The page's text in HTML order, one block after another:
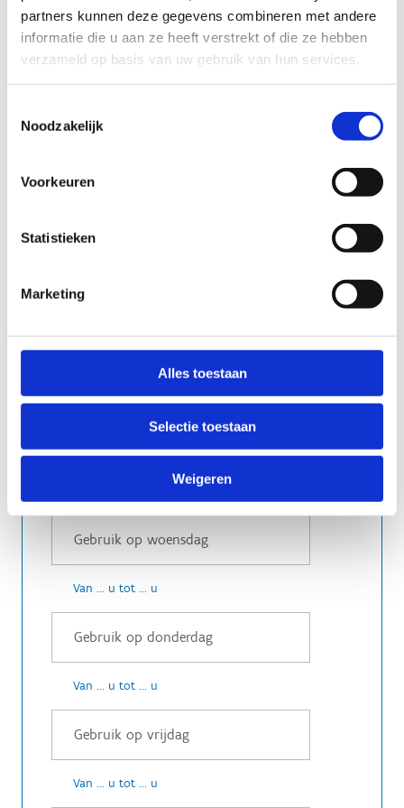
partners kunnen deze gegevens combineren met andere
informatie die u aan ze heeft verstrekt of die ze hebben
verzameld op basis van uw gebruik van hun services.
Noodzakelijk
Voorkeuren
Statistieken
Marketing
Alles toestaan
Selectie toestaan
Weigeren
Volwassenen
Geslacht deelnemers*
Dames
Heren
Sportseizoen van ...
Andere
Van ... u tot ... u
Van ... u tot ... u
Van ... u tot ... u
Van ... u tot ... u